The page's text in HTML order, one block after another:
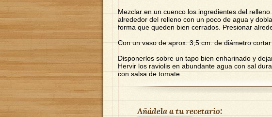
Mezclar en un cuenco los ingredientes del
alrededor del relleno con un poco de agua y
forma que queden bien cerrados. Presionar
Con un vaso de aprox. 3,5 cm. de diámetro cortar
Disponerlos sobre un tapo bien enharinado y
Hervir los raviolis en abundante agua con sal
con salsa de tomate.
Añádela a tu recetario: